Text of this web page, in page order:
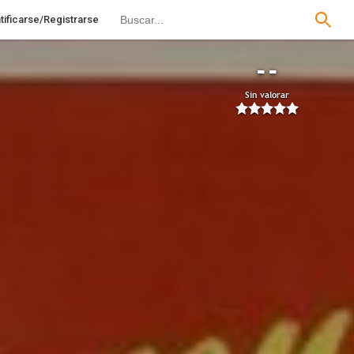
Registrarse
--
Sin valorar